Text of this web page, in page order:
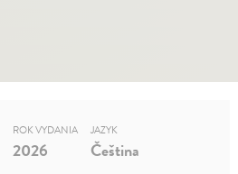
ROK VYDANIA
2026
JAZYK
Čeština